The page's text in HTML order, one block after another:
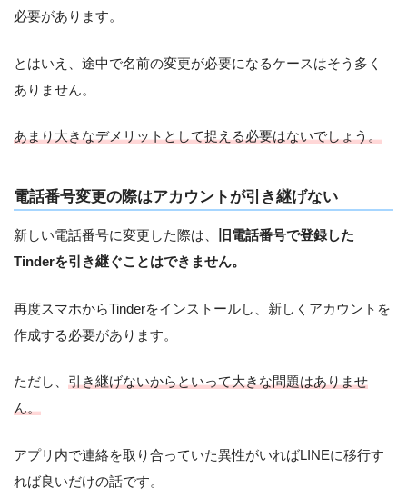
必要があります。
とはいえ、途中で名前の変更が必要になるケースはそう多く
ありません。
あまり大きなデメリットとして捉える必要はないでしょう。
電話番号変更の際はアカウントが引き継げない
新しい電話番号に変更した際は、
旧電話番号で登録した
Tinderを引き継ぐことはできません。
再度スマホからTinderをインストールし、新しくアカウントを
作成する必要があります。
ただし、 引き継げないからといって大きな問題はありませ
ん。
アプリ内で連絡を取り合っていた異性がいればLINEに移行す
れば良いだけの話です。